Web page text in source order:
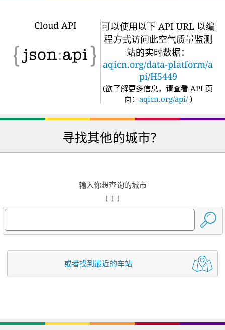
Cloud API
可以使用以下 API URL 以编
程方式访问此空气质量监测
站的实时数据：
aqicn.org/data-platform/a
pi/H5449
(欲了解更多信息，请查看 API 页
面： aqicn.org/api/ )
寻找其他的城市？
输入你想查询的城市
↓ ↓ ↓
或者找到最近的车站